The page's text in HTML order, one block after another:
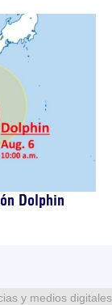
Dolphin
y medios digitales